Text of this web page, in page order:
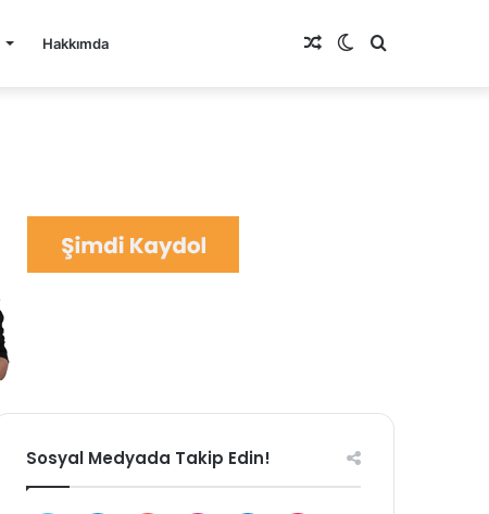
Hakkımda Arama
Dış
Rastgele
Sosyal Medyada Takip Edin!